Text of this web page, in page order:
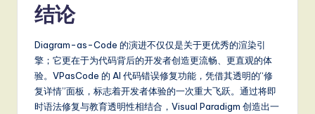
结论
Diagram-as-Code 的演进不仅仅是关于更优秀的渲染引
擎；它更在于为代码背后的开发者创造更流畅、更直观的体
验。VPasCode 的 AI 代码错误修复功能，凭借其透明的“修
复详情”面板，标志着开发者体验的一次重大飞跃。通过将即
时语法修复与教育透明性相结合，Visual Paradigm 创造出一